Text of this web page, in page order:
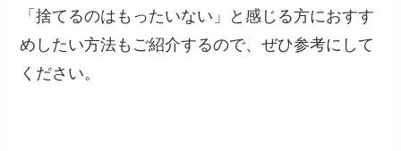
「捨てるのはもったいない」と感じる方におすす
めしたい方法もご紹介するので、ぜひ参考にして
ください。